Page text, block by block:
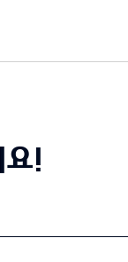
요!